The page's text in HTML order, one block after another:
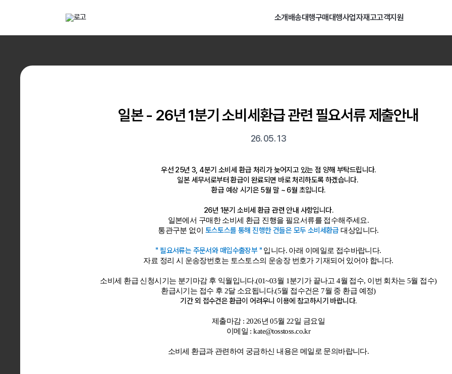
해외직구 배송대행 · 구매대행 서비스 토스토스 배대지 소개배송대행구매대행사업자재고고객지원
전자담배 니코틴 용액 수입 통관 지침 안내
07. 29
일본 - 26년 1분기 소비세환급 관련 필요서류 제출안내
26. 05. 13
우선 25년 3, 4분기 소비세 환급 처리가 늦어지고 있는 점 양해 부탁드립니다.
일본 세무서로부터 환급이 완료되면 바로 처리하도록 하겠습니다.
환급 예상 시기은 5월 말 ~ 6월 초입니다.
26년 1분기 소비세 환급 관련 안내 사항입니다.
일본에서 구매한 소비세 환급 진행을 필요서류를 접수해주세요.
통관구분 없이 토스토스를 통해 진행한 건들은 모두 소비세환급 대상입니다.
" 필요서류는 주문서와 매입수출장부 " 입니다. 아래 이메일로 접수바랍니다.
자료 정리 시 운송장번호는 토스토스의 운송장 번호가 기재되어 있어야 합니다.
소비세 환급 신청시기는 분기마감 후 익월입니다.(01~03월 1분기가 끝나고 4월 접수, 이번 회차는 5월 접수)
환급시기는 접수 후 2달 소요됩니다.(5월 접수건은 7월 중 환급 예정)
기간 외 접수건은 환급이 어려우니 이용에 참고하시기 바랍니다.
제출마감 : 2026년 05월 22일 금요일
이메일 : kate@tosstoss.co.kr
소비세 환급과 관련하여 궁금하신 내용은 메일로 문의바랍니다.